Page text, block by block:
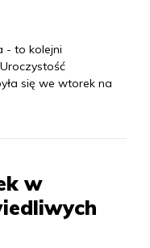
- to kolejni
się we wtorek na
w